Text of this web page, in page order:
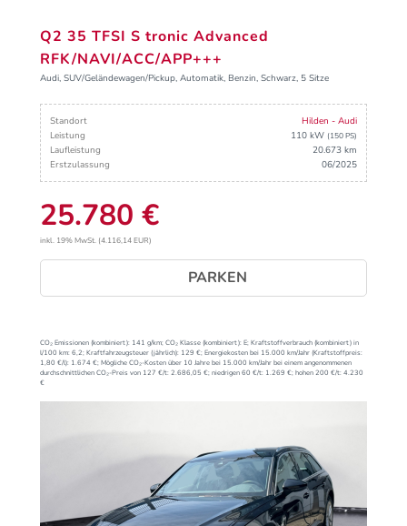
Q2 35 TFSI S tronic Advanced
RFK/NAVI/ACC/APP+++
Audi, SUV/Geländewagen/Pickup, Automatik, Benzin, Schwarz, 5 Sitze
Standort
Hilden - Audi
Leistung
110 kW (150 PS)
Laufleistung
20.673 km
Erstzulassung
06/2025
25.780 €
inkl. 19% MwSt. (4.116,14 EUR)
PARKEN
CO₂ Emissionen (kombiniert): 141 g/km;CO₂ Klasse (kombiniert):E;Kraftstoffverbrauch (kombiniert) in
l/100 km:6,2;Kraftfahrzeugsteuer (jährlich): 129 €;Energiekosten bei 15.000 km/Jahr (Kraftstoffpreis:
1,80 €/l): 1.674 €;Mögliche CO₂-Kosten über 10 Jahre bei 15.000 km/Jahr bei einem angenommenen
durchschnittlichen CO₂-Preis von 127 €/t:2.686,05 €; niedrigen 60 €/t: 1.269 €; hohen 200 €/t: 4.230
€